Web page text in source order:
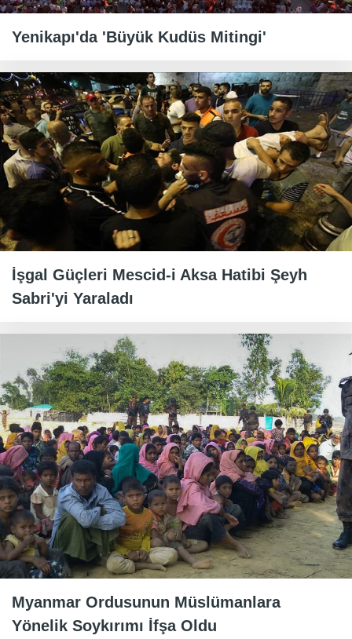
Yenikapı'da 'Büyük Kudüs Mitingi'
İşgal Güçleri Mescid-i Aksa Hatibi Şeyh
Sabri'yi Yaraladı
Myanmar Ordusunun Müslümanlara
Yönelik Soykırımı İfşa Oldu